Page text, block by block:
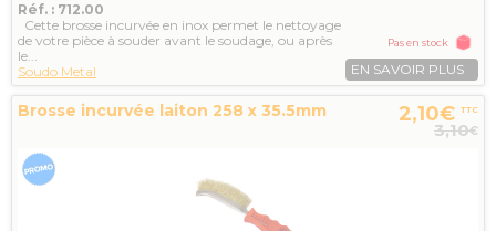
Réf. : 712.00
Cette brosse incurvée en inox permet le nettoyage
de votre pièce à souder avant le soudage, ou après
le...
Soudo Metal
Pas en stock
EN SAVOIR PLUS
Brosse incurvée laiton 258 x 35.5mm 2,10€ TTC
3,10€